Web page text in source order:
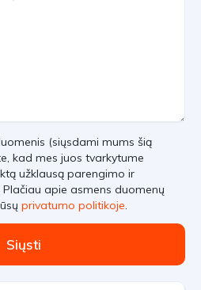
(siųsdami mums šią
kad mes juos tvarkytume
užklausą parengimo ir
apie asmens duomenų
privatumo politikoje.
Siųsti